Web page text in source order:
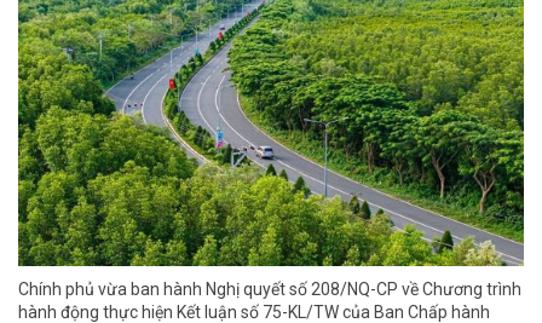
Chính phủ vừa ban hành Nghị quyết số 208/NQ-CP về Chương trình
hành động thực hiện Kết luận số 75-KL/TW của Ban Chấp hành